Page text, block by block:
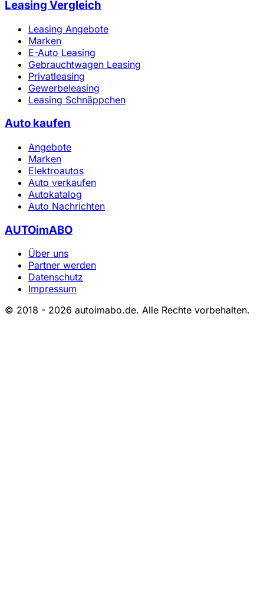
Leasing Vergleich
Leasing Angebote
Marken
E-Auto Leasing
Gebrauchtwagen Leasing
Privatleasing
Gewerbeleasing
Leasing Schnäppchen
Auto kaufen
Angebote
Marken
Elektroautos
Auto verkaufen
Autokatalog
Auto Nachrichten
AUTOimABO
Über uns
Partner werden
Datenschutz
Impressum
© 2018 - 2026 autoimabo.de. Alle Rechte vorbehalten.